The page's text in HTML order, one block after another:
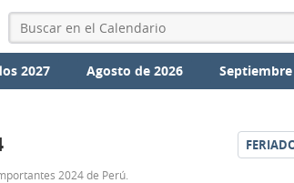
2027 Agosto de 2026
2024 de Perú.